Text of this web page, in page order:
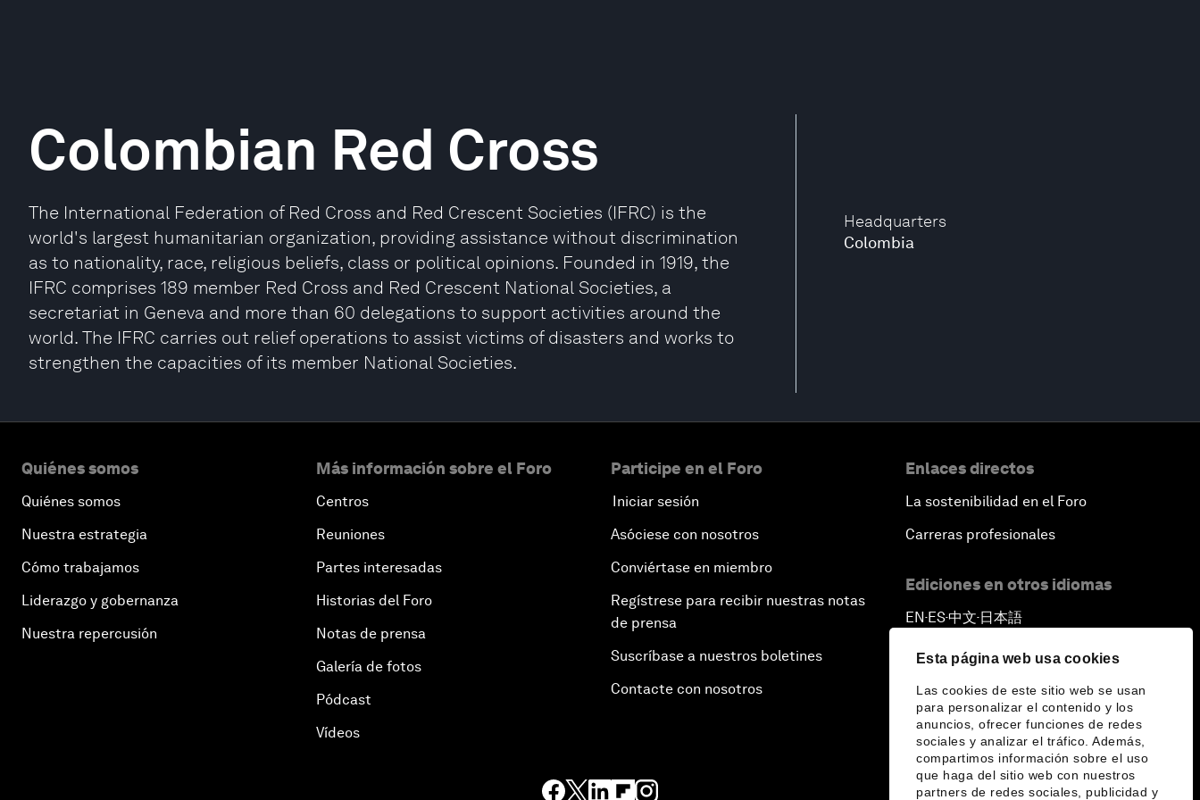
Esta página web usa cookies
Las cookies de este sitio web se usan
para personalizar el contenido y los
anuncios, ofrecer funciones de redes
sociales y analizar el tráfico. Además,
compartimos información sobre el uso
que haga del sitio web con nuestros
partners de redes sociales, publicidad y
Headquarters
Colombia
Colombian Red Cross
The International Federation of Red Cross and Red Crescent Societies (IFRC) is the
world's largest humanitarian organization, providing assistance without discrimination
as to nationality, race, religious beliefs, class or political opinions. Founded in 1919, the
IFRC comprises 189 member Red Cross and Red Crescent National Societies, a
secretariat in Geneva and more than 60 delegations to support activities around the
world. The IFRC carries out relief operations to assist victims of disasters and works to
strengthen the capacities of its member National Societies.
Quiénes somos
Quiénes somos
Nuestra estrategia
Cómo trabajamos
Liderazgo y gobernanza
Nuestra repercusión
Más información sobre el Foro
Centros
Reuniones
Partes interesadas
Historias del Foro
Notas de prensa
Galería de fotos
Pódcast
Vídeos
Participe en el Foro
Iniciar sesión
Asóciese con nosotros
Conviértase en miembro
Regístrese para recibir nuestras notas
de prensa
Suscríbase a nuestros boletines
Contacte con nosotros
Enlaces directos
La sostenibilidad en el Foro
Carreras profesionales
Ediciones en otros idiomas
EN ▪ES▪中文▪ 日本語